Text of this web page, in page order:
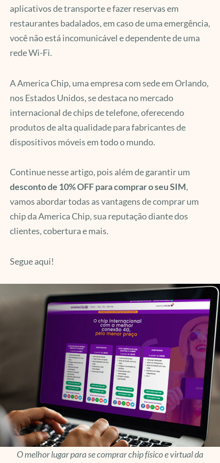
aplicativos de transporte e fazer reservas em
restaurantes badalados, em caso de uma emergência,
você não está incomunicável e dependente de uma
rede Wi-Fi.
A America Chip, uma empresa com sede em Orlando,
nos Estados Unidos, se destaca no mercado
internacional de chips de telefone, oferecendo
produtos de alta qualidade para fabricantes de
dispositivos móveis em todo o mundo.
Continue nesse artigo, pois além de garantir um
desconto de 10% OFF para comprar o seu SIM,
vamos abordar todas as vantagens de comprar um
chip da America Chip, sua reputação diante dos
clientes, cobertura e mais.
Segue aqui!
O melhor lugar para se comprar chip físico e virtual da